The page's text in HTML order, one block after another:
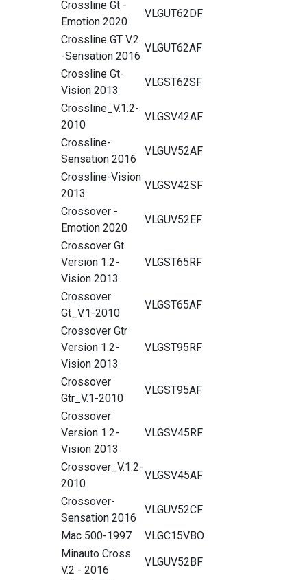
Crossline Gt -
Emotion 2020
VLGUT62DF
Crossline GT V.2
-Sensation 2016
VLGUT62AF
Crossline Gt-
Vision 2013
VLGST62SF
Crossline_V.1.2-
2010
VLGSV42AF
Crossline-
Sensation 2016
VLGUV52AF
Crossline-Vision
2013
VLGSV42SF
Crossover -
Emotion 2020
VLGUV52EF
Crossover Gt
Version 1.2-
Vision 2013
VLGST65RF
Crossover
Gt_V.1-2010
VLGST65AF
Crossover Gtr
Version 1.2-
Vision 2013
VLGST95RF
Crossover
Gtr_V.1-2010
VLGST95AF
Crossover
Version 1.2-
Vision 2013
VLGSV45RF
Crossover_V.1.2-
2010
VLGSV45AF
Crossover-
Sensation 2016
VLGUV52CF
Mac 500-1997
VLGC15VBO
Minauto Cross
V.2 - 2016
VLGUV52BF